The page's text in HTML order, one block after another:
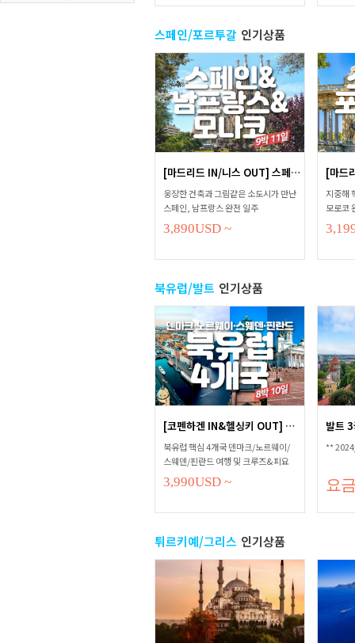
스페인/포르투갈 인기상품
[마드리드 IN/니스 OUT] 스페인+남...
웅장한 건축과 그림같은 소도시가 만난
스페인, 남프랑스 완전 일주
3,890USD ~
지중해
모로코
북유럽/발트 인기상품
[코펜하겐 IN&헬싱키 OUT] 북유럽 ...
북유럽 핵심 4개국 덴마크/노르웨이/
스웨덴/핀란드 여행 및 크루즈&피요
르드&산악 열차 체험까지!
3,990USD ~
**
요
튀르키예/그리스 인기상품